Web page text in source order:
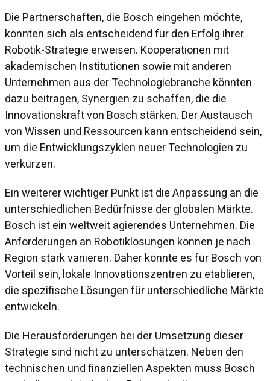
Die Partnerschaften, die Bosch eingehen möchte,
könnten sich als entscheidend für den Erfolg ihrer
Robotik-Strategie erweisen. Kooperationen mit
akademischen Institutionen sowie mit anderen
Unternehmen aus der Technologiebranche könnten
dazu beitragen, Synergien zu schaffen, die die
Innovationskraft von Bosch stärken. Der Austausch
von Wissen und Ressourcen kann entscheidend sein,
um die Entwicklungszyklen neuer Technologien zu
verkürzen.
Ein weiterer wichtiger Punkt ist die Anpassung an die
unterschiedlichen Bedürfnisse der globalen Märkte.
Bosch ist ein weltweit agierendes Unternehmen. Die
Anforderungen an Robotiklösungen können je nach
Region stark variieren. Daher könnte es für Bosch von
Vorteil sein, lokale Innovationszentren zu etablieren,
die spezifische Lösungen für unterschiedliche Märkte
entwickeln.
Die Herausforderungen bei der Umsetzung dieser
Strategie sind nicht zu unterschätzen. Neben den
technischen und finanziellen Aspekten muss Bosch